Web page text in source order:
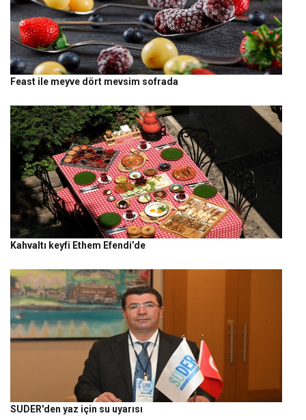
Feast ile meyve dört mevsim sofrada
Kahvaltı keyfi Ethem Efendi’de
SUDER'den yaz için su uyarısı